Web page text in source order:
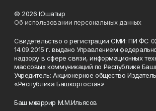
© 2026 Юшатыр
Об использовании персональных данных
Свидетельство о регистрации СМИ: ПИ ФС
14.09.2015 г. выдано Управлением
надзору в сфере связи, информационных
массовых коммуникаций по Республике
Учредитель: Акционерное общество
«Республика Башкортостан»
Баш мөхәррир М.М.Ильясов